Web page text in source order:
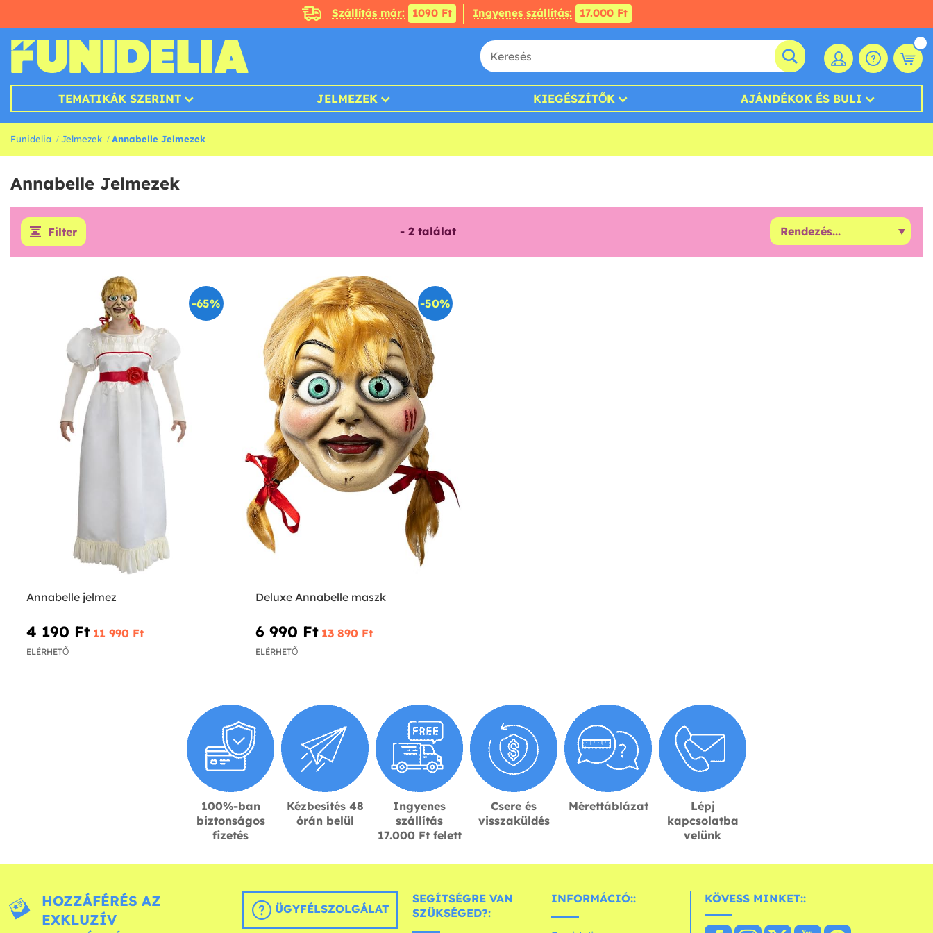
Szállítás már: 1090 Ft Ingyenes szállítás: 17.000 Ft
TEMATIKÁK SZERINT JELMEZEK KIEGÉSZÍTŐK AJÁNDÉKOK ÉS BULI
Funidelia Jelmezek Annabelle Jelmezek
Annabelle Jelmezek
Filter - 2 találat
-65%
Annabelle jelmez
4 190 Ft‎ 11 990 Ft‎
ELÉRHETŐ
-50%
Deluxe Annabelle maszk
6 990 Ft‎ 13 890 Ft‎
ELÉRHETŐ
100%-ban
biztonságos
fizetés
Kézbesítés 48
órán belül
Ingyenes
szállítás
17.000 Ft felett
Csere és
visszaküldés
Mérettáblázat
Lépj
kapcsolatba
velünk
HOZZÁFÉRÉS AZ
EXKLUZÍV
ÜGYFÉLSZOLGÁLAT
SEGÍTSÉGRE VAN
SZÜKSÉGED?:
INFORMÁCIÓ:: KÖVESS MINKET::